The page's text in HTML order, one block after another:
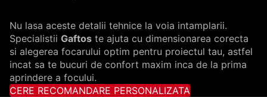
Nu lasa aceste detalii tehnice la voia intamplarii.
Specialistii Gaftos te ajuta cu dimensionarea corecta
si alegerea focarului optim pentru proiectul tau, astfel
incat sa te bucuri de confort maxim inca de la prima
aprindere a focului.
CERE RECOMANDARE PERSONALIZATA